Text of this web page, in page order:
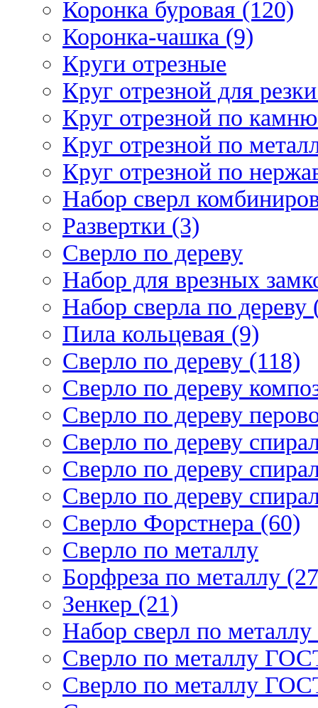
Коронка буровая (120)
Коронка-чашка (9)
Круги отрезные
Круг отрезной для
Круг отрезной по
Круг отрезной по
Круг отрезной по
Набор сверл
Развертки (3)
Сверло по дереву
Набор для врезных
Набор сверла по дереву
Пила кольцевая (9)
Сверло по дереву (118)
Сверло по дереву
Сверло по дереву
Сверло по дереву
Сверло по дереву
Сверло по дереву
Сверло Форстнера (60)
Сверло по металлу
Борфреза по металлу
Зенкер (21)
Набор сверл по
Сверло по металлу
Сверло по металлу